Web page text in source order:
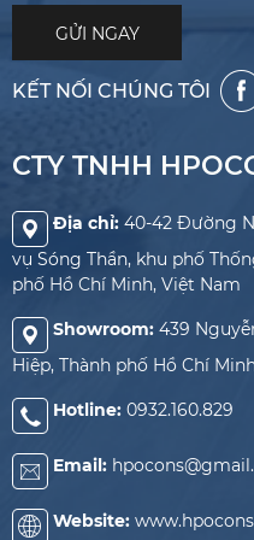
KẾT NỐI CHÚNG TÔI
CTY TNHH
Địa chỉ: 40-42 Đường
vụ Sóng Thần, khu phố
phố Hồ Chí Minh, Việt Nam
Showroom: 439
Hiệp, Thành phố Hồ Chí
Hotline: 0932.160.829
Email:
Website: